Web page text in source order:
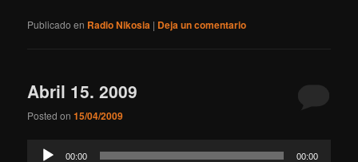
Publicado en Radio Nikosia | Deja un comentario
Abril 15. 2009
Posted on15/04/2009
Reproductor
00:00 00:00